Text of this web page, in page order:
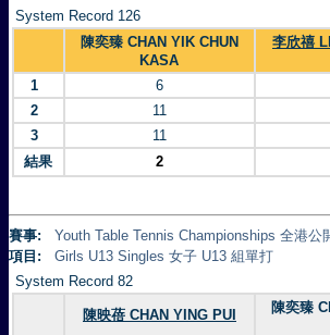
System Record 126
陳奕臻 CHAN YIK CHUN
KASA
李欣禧
1
6
2
11
3
11
結果
2
賽事:
Youth Table Tennis Championships 全港公
項目:
Girls U13 Singles 女子 U13 組單打
System Record 82
陳映蓓 CHAN YING PUI
陳奕臻